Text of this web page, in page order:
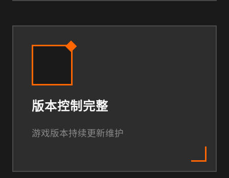
版本控制完整
游戏版本持续更新维护